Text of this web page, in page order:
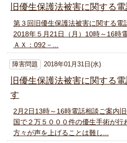
旧優生保護法被害に関する
第３回旧優生保護法被害に関する電
2018年５月21日（月）10時～16時
ＡＸ：092－...
障害問題 2018年01月31日(水)
旧優生保護法被害に関する
す
2月2日13時～16時電話相談ご案内
国で２万５０００件の優生手術が行
方々が声を上げることは難し...